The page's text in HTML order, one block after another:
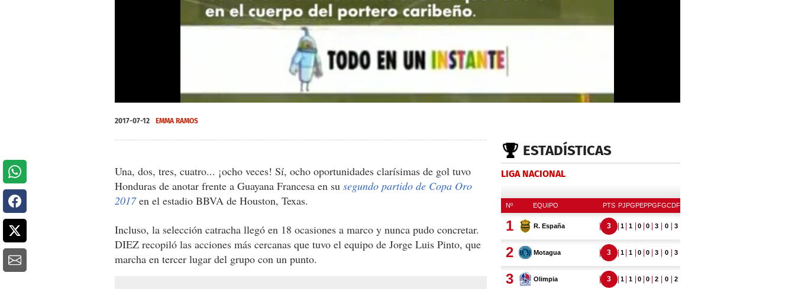
seconds
of
2017-07-12 EMMA RAMOS
Una, dos, tres, cuatro... ¡ocho veces! Sí, ocho oportunidades clarísimas de gol tuvo
Honduras de anotar frente a Guayana Francesa en su segundo partido de Copa Oro
2017en el estadio BBVA de Houston, Texas.
Incluso, la selección catracha llegó en 18 ocasiones a marco y nunca pudo concretar.
DIEZ recopiló las acciones más cercanas que tuvo el equipo de Jorge Luis Pinto, que
marcha en tercer lugar del grupo con un punto.
ESTADÍSTICAS
LIGA NACIONAL